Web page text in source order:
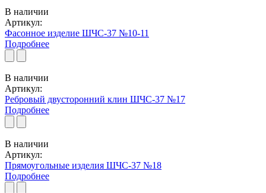
В наличии
Артикул:
Фасонное изделие ШЧС-37 №10-11
Подробнее
В наличии
Артикул:
Ребровый двусторонний клин ШЧС-37 №17
Подробнее
В наличии
Артикул:
Прямоугольные изделия ШЧС-37 №18
Подробнее